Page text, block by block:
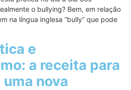
o bullying? Bem, em relação
na língua inglesa “bully” que pode
e
a receita para
nova